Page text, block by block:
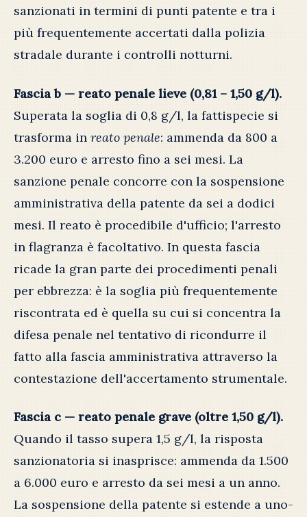
sanzionati in termini di punti patente e tra i
più frequentemente accertati dalla polizia
stradale durante i controlli notturni.
Fascia b — reato penale lieve (0,81 – 1,50 g/l).
Superata la soglia di 0,8 g/l, la fattispecie si
trasforma in reato penale: ammenda da 800 a
3.200 euro e arresto fino a sei mesi. La
sanzione penale concorre con la sospensione
amministrativa della patente da sei a dodici
mesi. Il reato è procedibile d'ufficio; l'arresto
in flagranza è facoltativo. In questa fascia
ricade la gran parte dei procedimenti penali
per ebbrezza: è la soglia più frequentemente
riscontrata ed è quella su cui si concentra la
difesa penale nel tentativo di ricondurre il
fatto alla fascia amministrativa attraverso la
contestazione dell'accertamento strumentale.
Fascia c — reato penale grave (oltre 1,50 g/l).
Quando il tasso supera 1,5 g/l, la risposta
sanzionatoria si inasprisce: ammenda da 1.500
a 6.000 euro e arresto da sei mesi a un anno.
La sospensione della patente si estende a uno-